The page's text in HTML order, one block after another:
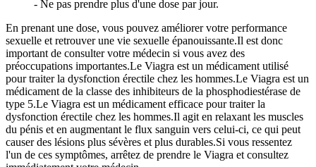
- Ne pas prendre plus d'une dose par jour.
En prenant une dose, vous pouvez améliorer votre performance
sexuelle et retrouver une vie sexuelle épanouissante.Il est donc
important de consulter votre médecin si vous avez des
préoccupations importantes.Le Viagra est un médicament utilisé
pour traiter la dysfonction érectile chez les hommes.Le Viagra est un
médicament de la classe des inhibiteurs de la phosphodiestérase de
type 5.Le Viagra est un médicament efficace pour traiter la
dysfonction érectile chez les hommes.Il agit en relaxant les muscles
du pénis et en augmentant le flux sanguin vers celui-ci, ce qui peut
causer des lésions plus sévères et plus durables.Si vous ressentez
l'un de ces symptômes, arrêtez de prendre le Viagra et consultez